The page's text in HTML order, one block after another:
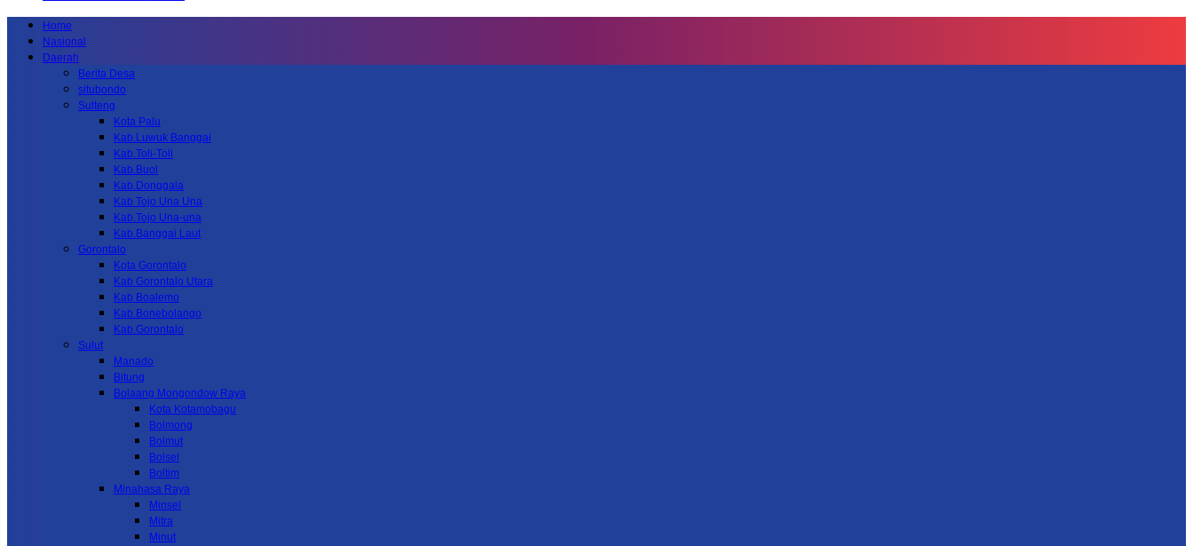
Home
Nasional
Daerah
Berita Desa
situbondo
Sulteng
Kota Palu
Kab.Luwuk Banggai
Kab.Toli-Toli
Kab.Buol
Kab.Donggala
Kab Tojo Una Una
Kab.Tojo Una-una
Kab.Banggai Laut
Gorontalo
Kota Gorontalo
Kab Gorontalo Utara
Kab Boalemo
Kab.Bonebolango
Kab.Gorontalo
Sulut
Manado
Bitung
Bolaang Mongondow Raya
Kota Kotamobagu
Bolmong
Bolmut
Bolsel
Boltim
Minahasa Raya
Minsel
Mitra
Minut